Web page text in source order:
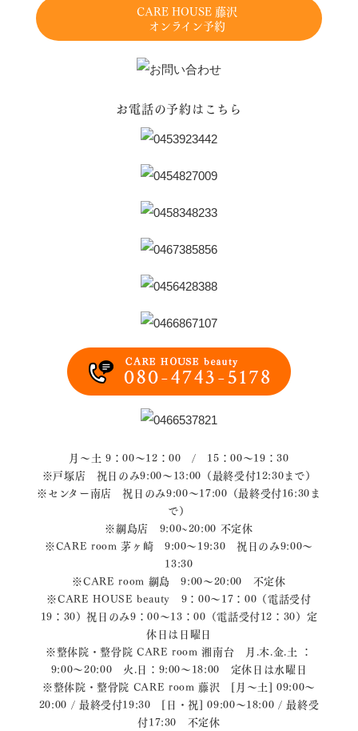
CARE HOUSE 藤沢
オンライン予約
お電話の予約はこちら
月～土 9：00～12：00 / 15：00～19：30
※戸塚店 祝日のみ9:00～13:00（最終受付12:30まで）
※センター南店 祝日のみ9:00～17:00（最終受付16:30ま
で）
※綱島店 9:00~20:00 不定休
※CARE room 茅ヶ崎 9:00～19:30 祝日のみ9:00～
13:30
※CARE room 綱島 9:00～20:00 不定休
※CARE HOUSE beauty 9：00～17：00（電話受付
19：30）祝日のみ9：00～13：00（電話受付12：30）定
休日は日曜日
※整体院・整骨院 CARE room 湘南台 月.木.金.土 ：
9:00〜20:00 火.日：9:00〜18:00 定休日は水曜日
※整体院・整骨院 CARE room 藤沢 [月～土] 09:00～
20:00 / 最終受付19:30 [日・祝] 09:00～18:00 / 最終受
付17:30 不定休